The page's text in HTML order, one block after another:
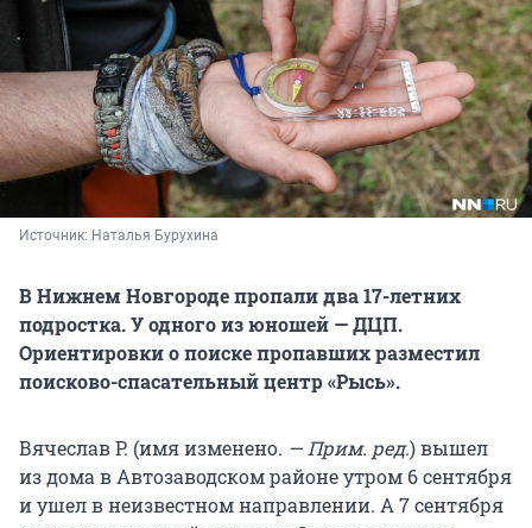
Источник: Наталья Бурухина
В Нижнем Новгороде пропали два 17-летних
подростка. У одного из юношей — ДЦП.
Ориентировки о поиске пропавших разместил
поисково-спасательный центр «Рысь».
Вячеслав Р. (имя изменено. — Прим. ред.) вышел
из дома в Автозаводском районе утром 6 сентября
и ушел в неизвестном направлении. А 7 сентября